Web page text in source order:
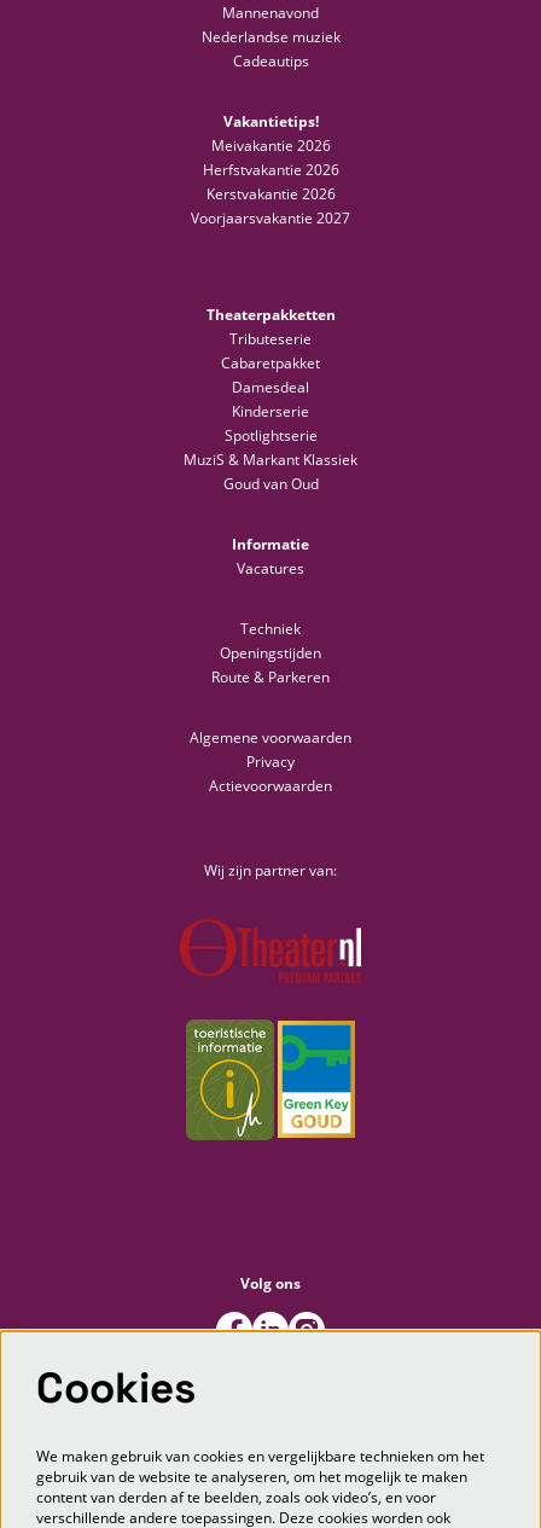
Mannenavond
Nederlandse muziek
Cadeautips
Vakantietips!
Meivakantie 2026
Herfstvakantie 2026
Kerstvakantie 2026
Voorjaarsvakantie 2027
Theaterpakketten
Tributeserie
Cabaretpakket
Damesdeal
Kinderserie
Spotlightserie
MuziS & Markant Klassiek
Goud van Oud
Informatie
Vacatures
Techniek
Openingstijden
Route & Parkeren
Algemene voorwaarden
Privacy
Actievoorwaarden
Wij zijn partner van:
Volg ons
Meld je aan voor de nieuwsbrief
AANMELDEN
Cookies
We maken gebruik van cookies en vergelijkbare technieken om het
gebruik van de website te analyseren, om het mogelijk te maken
content van derden af te beelden, zoals ook video’s, en voor
verschillende andere toepassingen. Deze cookies worden ook